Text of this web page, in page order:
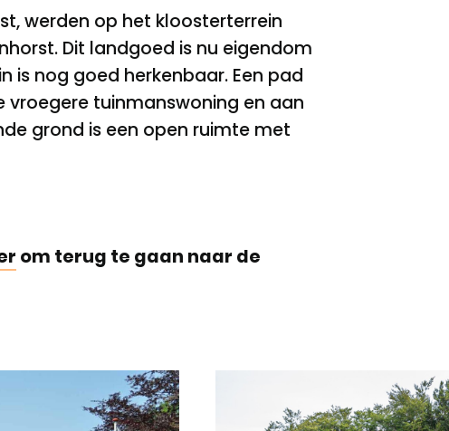
werden op het kloosterterrein
Dit landgoed is nu eigendom
is nog goed herkenbaar. Een pad
vroegere tuinmanswoning en aan
grond is een open ruimte met
om terug te gaan naar de